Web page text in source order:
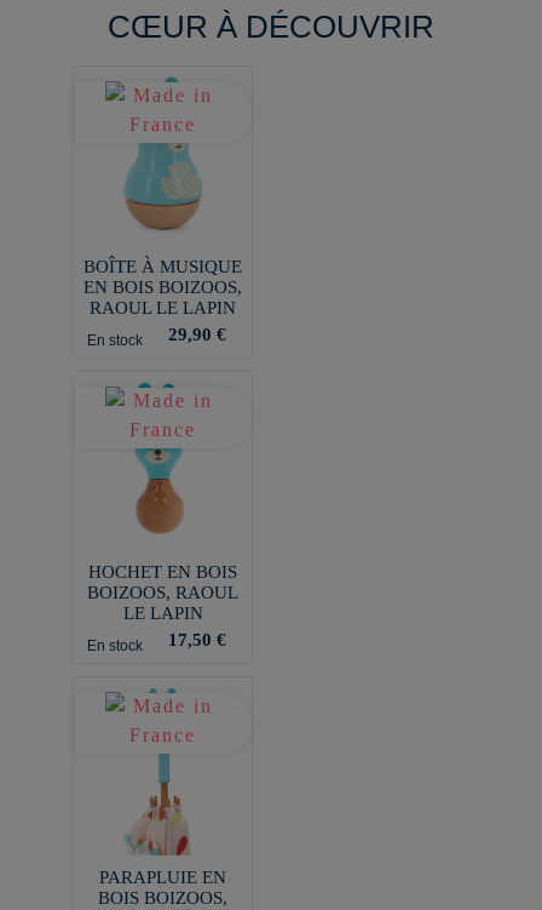
CŒUR À DÉCOUVRIR
BOÎTE À MUSIQUE
EN BOIS BOIZOOS,
RAOUL LE LAPIN
En stock 29,90 €
HOCHET EN BOIS
BOIZOOS, RAOUL
LE LAPIN
En stock 17,50 €
PARAPLUIE EN
BOIS BOIZOOS,